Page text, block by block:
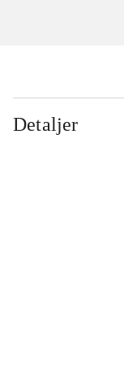
Detaljer